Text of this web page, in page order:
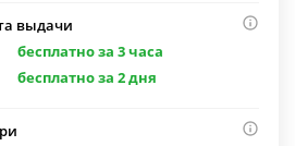
выдачи
бесплатно за 3 часа
бесплатно за 2 дня